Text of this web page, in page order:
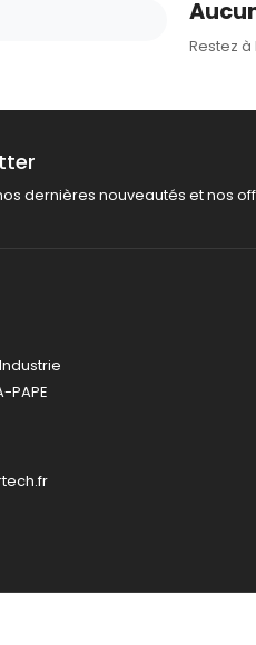
Restez
dernières nouveautés et nos
PAPE